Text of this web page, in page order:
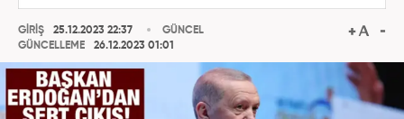
GİRİŞ
25.12.2023 22:37
GÜNCELLEME
26.12.2023 01:01
GÜNCEL